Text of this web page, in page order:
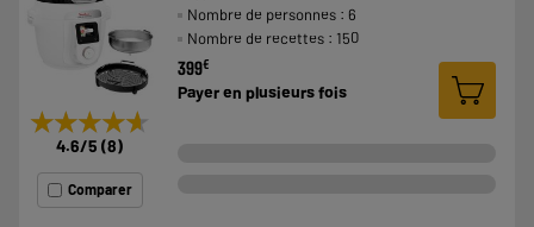
★★★★★
★★★★★
4.6/5 (8)
Comparer
Nombre de personnes : 6
Nombre de recettes : 150
399€
Payer en plusieurs fois